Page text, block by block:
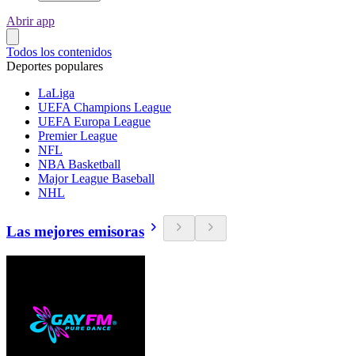
Abrir app
Todos los contenidos
Deportes populares
LaLiga
UEFA Champions League
UEFA Europa League
Premier League
NFL
NBA Basketball
Major League Baseball
NHL
Las mejores emisoras